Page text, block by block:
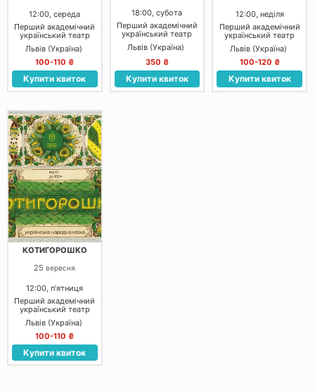
12:00, середа
Перший академічний
український театр
для дітей та юнацтва
Львів (Україна)
100-110 ₴
Купити квиток
18:00, субота
Перший академічний
український театр
для дітей та юнацтва
Львів (Україна)
350 ₴
Купити квиток
12:00, неділя
Перший академічний
український театр
для дітей та юнацтва
Львів (Україна)
100-120 ₴
Купити квиток
КОТИГОРОШКО
25вересня
12:00, пʼятниця
Перший академічний
український театр
для дітей та юнацтва
Львів (Україна)
100-110 ₴
Купити квиток